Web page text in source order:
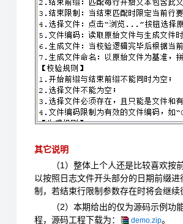
其它说明
（1）整体上个人还是比较喜欢
以按照日志文件开头部分的日期前缀
制，若结束行限制参数存在时将会继
（2）本期给出的仅为源码示例
程，源码工程下载为：
demo.zip。